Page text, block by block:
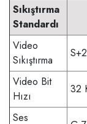
Sıkıştırma
Standardı
Video
Sıkıştırma
Video Bit
Hızı
32
Ses